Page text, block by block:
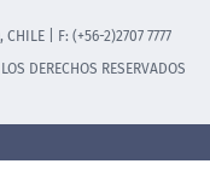
| F: (+56-2)2707 7777
DERECHOS RESERVADOS